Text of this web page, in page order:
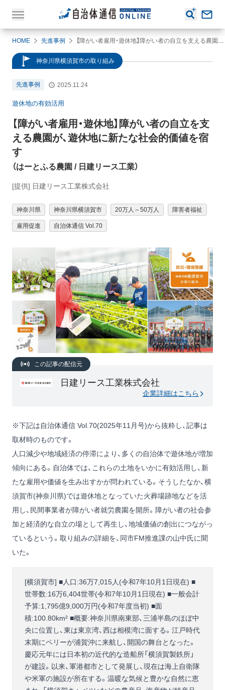
HOME 先進事例 【障がい者雇用・遊休地】障がい者の自立を支える農園が、遊休地に新たな社会的価値を宿す（はーとふる農園 / 日建リース工業）
神奈川県横須賀市の取り組み
先進事例 2025.11.24
遊休地の有効活用
【障がい者雇用・遊休地】 障がい者の自立を支
える農園が、遊休地に新たな社会的価値を宿
す
（はーとふる農園 / 日建リース工業）
[提供] 日建リース工業株式会社
神奈川県 神奈川県横須賀市 20万人～50万人 障害者福祉
雇用促進 自治体通信 Vol.70
この記事の配信元
日建リース工業株式会社
企業詳細はこちら
※下記は自治体通信 Vol.70(2025年11月号)から抜粋し、記事は
取材時のものです。
人口減少や地域経済の停滞により、多くの自治体で遊休地が増加
傾向にある。自治体では、これらの土地をいかに有効活用し、新
たな雇用や価値を生み出すかが問われている。そうしたなか、横
須賀市(神奈川県)では遊休地となっていた火葬場跡地などを活
用し、民間事業者が障がい者就労農園を開所。障がい者の社会参
加と経済的な自立の場として再生し、地域価値の創出につながっ
ているという。取り組みの詳細を、同市FM推進課の山中氏に聞
いた。
[横須賀市] ■人口:36万7,015人(令和7年10月1日現在) ■
世帯数:16万6,404世帯(令和7年10月1日現在) ■一般会計
予算:1,795億9,000万円(令和7年度当初) ■面
積:100.80km² ■概要:神奈川県南東部、三浦半島のほぼ中
央に位置し、東は東京湾、西は相模湾に面する。江戸時代
末期にペリーが浦賀沖に来航し、開国の舞台となった。
慶応元年には日本初の近代的な造船所「横須賀製鉄所」
が建設。以来、軍港都市として発展し、現在は海上自衛隊
や米軍の施設が所在する。温暖な気候と豊かな自然に恵